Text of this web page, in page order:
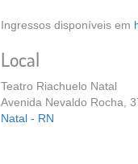
Ingressos disponíveis em
Local
Teatro Riachuelo Natal
Avenida Nevaldo Rocha,
Natal - RN